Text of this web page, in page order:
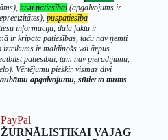
tuvu patiesībai (apgalvojums ir
puspatiesība
informāciju, daļa faktu ir
ir kripata patiesības, taču nav ņemti
izteikums ir maldinošs vai ārpus
patiesībai, tam nav pierādījumu,
Vērtējumu piešķir vismaz divi
apgalvojumu, sūtiet to mums
VAJAG